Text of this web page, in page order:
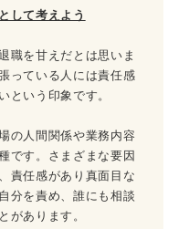
して考えよう
職を甘えだとは思いま
っている人には責任感
という印象です。
の人間関係や業務内容
です。さまざまな要因
責任感があり真面目な
分を責め、誰にも相談
があります。